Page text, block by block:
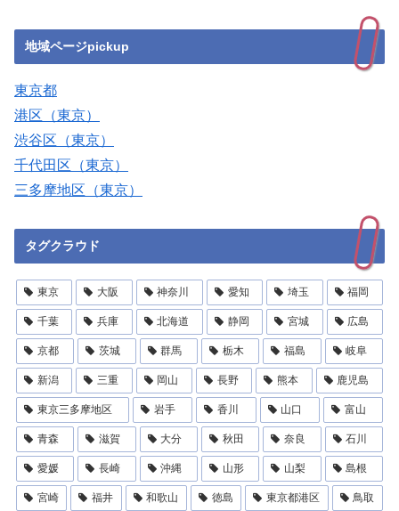
地域ページpickup
東京都
港区（東京）
渋谷区（東京）
千代田区（東京）
三多摩地区（東京）
タグクラウド
東京 大阪 神奈川 愛知 埼玉 福岡
千葉 兵庫 北海道 静岡 宮城 広島
京都 茨城 群馬 栃木 福島 岐阜
新潟 三重 岡山 長野 熊本 鹿児島
東京三多摩地区 岩手 香川 山口 富山
青森 滋賀 大分 秋田 奈良 石川
愛媛 長崎 沖縄 山形 山梨 島根
宮崎 福井 和歌山 徳島 東京都港区 鳥取